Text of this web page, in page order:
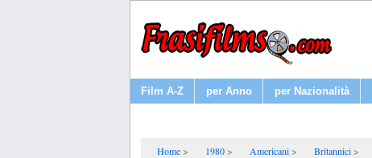
Film A-Z per Anno per Nazionalità
Home 1980 Americani Britannici